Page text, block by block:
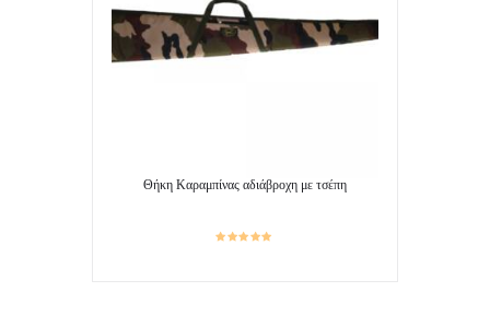
Θήκη Καραμπίνας αδιάβροχη με τσέπη